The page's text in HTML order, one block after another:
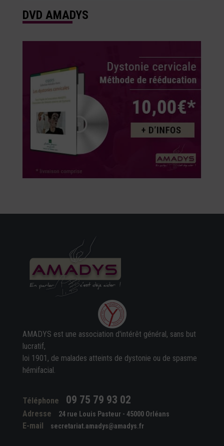
DVD AMADYS
AMADYS est une association d'intérêt général, sans but
lucratif,
loi 1901, de malades atteints de dystonie ou de spasme
hémifacial.
Téléphone 09 75 79 93 02
Adresse 24 rue Louis Pasteur - 45000 Orléans
E-mail secretariat.amadys@amadys.fr